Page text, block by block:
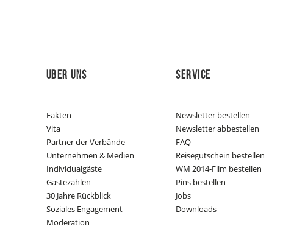
Über Uns
Fakten
Vita
Partner der Verbände
Unternehmen & Medien
Individualgäste
Gästezahlen
30 Jahre Rückblick
Soziales Engagement
Moderation
Service
Newsletter bestellen
Newsletter abbestellen
FAQ
Reisegutschein bestellen
WM 2014-Film bestellen
Pins bestellen
Jobs
Downloads